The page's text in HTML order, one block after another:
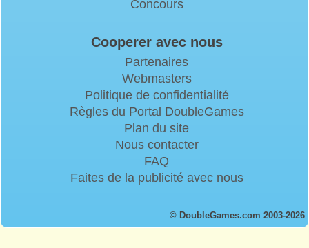
Concours
Cooperer avec nous
Partenaires
Webmasters
Politique de confidentialité
Règles du Portal DoubleGames
Plan du site
Nous contacter
FAQ
Faites de la publicité avec nous
© DoubleGames.com 2003-2026